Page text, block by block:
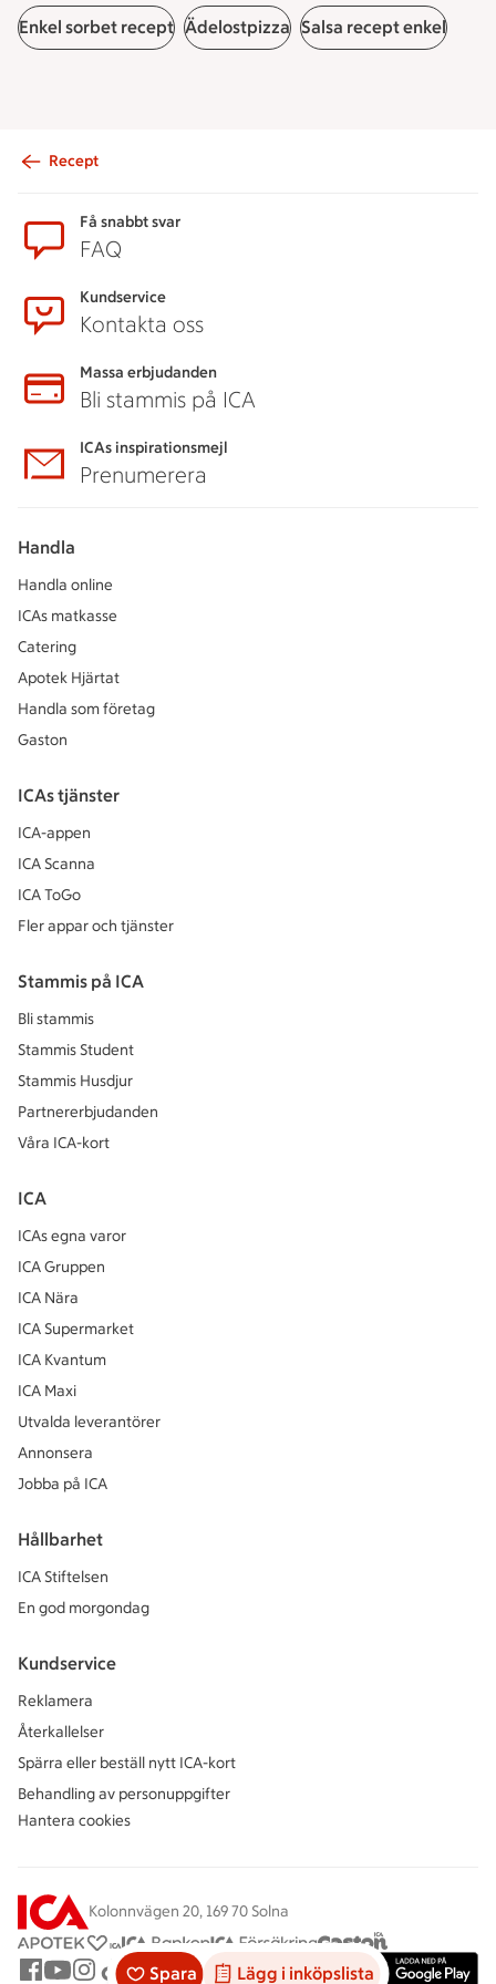
Spara Lägg i inköpslista
Enkel sorbet recept Ädelostpizza Salsa recept enkel
Recept
Få snabbt svar
FAQ
Kundservice
Kontakta oss
Massa erbjudanden
Bli stammis på ICA
ICAs inspirationsmejl
Prenumerera
Handla
Handla online
ICAs matkasse
Catering
Apotek Hjärtat
Handla som företag
Gaston
ICAs tjänster
ICA-appen
ICA Scanna
ICA ToGo
Fler appar och tjänster
Stammis på ICA
Bli stammis
Stammis Student
Stammis Husdjur
Partnererbjudanden
Våra ICA-kort
ICA
ICAs egna varor
ICA Gruppen
ICA Nära
ICA Supermarket
ICA Kvantum
ICA Maxi
Utvalda leverantörer
Annonsera
Jobba på ICA
Hållbarhet
ICA Stiftelsen
En god morgondag
Kundservice
Reklamera
Återkallelser
Spärra eller beställ nytt ICA-kort
Behandling av personuppgifter
Hantera cookies
Kolonnvägen 20, 169 70 Solna